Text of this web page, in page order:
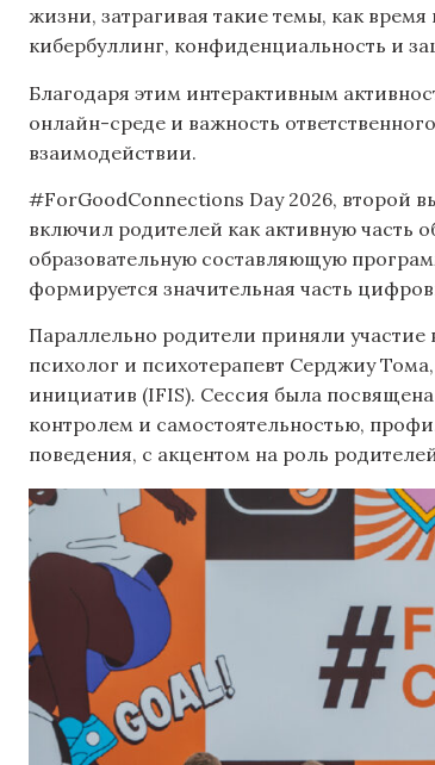
жизни, затрагивая такие темы, как
кибербуллинг, конфиденциальность и
Благодаря этим интерактивным
онлайн-среде и важность
взаимодействии.
#ForGoodConnections Day 2026, второй
включил родителей как активную часть
образовательную составляющую
формируется значительная часть
Параллельно родители приняли
психолог и психотерапевт Серджиу
инициатив (IFIS). Сессия была
контролем и самостоятельностью,
поведения, с акцентом на роль